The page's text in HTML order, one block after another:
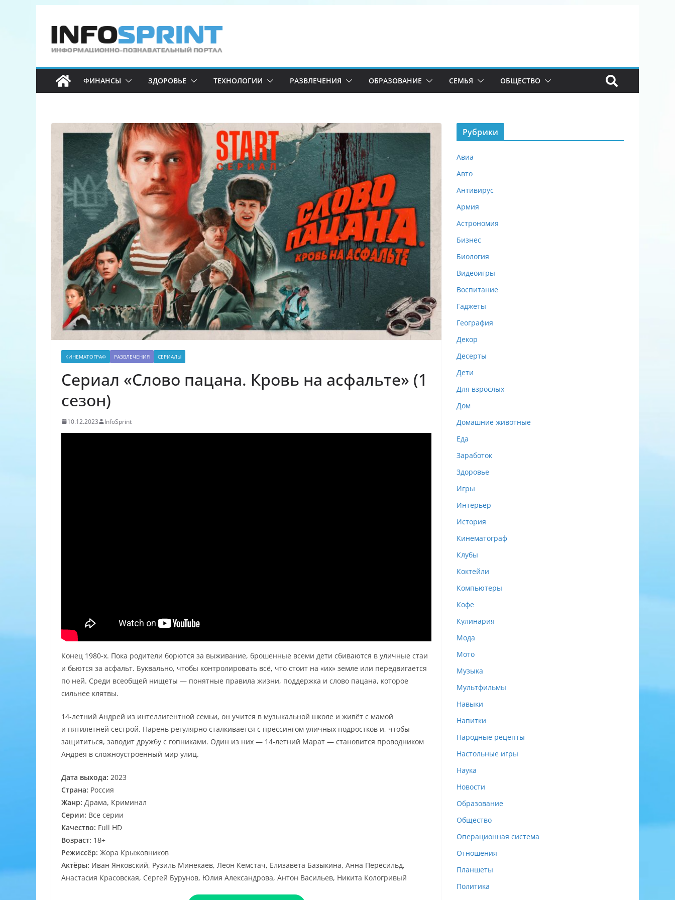
содержимому
ФИНАНСЫ ЗДОРОВЬЕ ТЕХНОЛОГИИ РАЗВЛЕЧЕНИЯ ОБРАЗОВАНИЕ СЕМЬЯ ОБЩЕСТВО
КИНЕМАТОГРАФ РАЗВЛЕЧЕНИЯ СЕРИАЛЫ
Сериал «Слово пацана. Кровь на асфальте» (1
сезон)
10.12.2023 InfoSprint
Конец 1980-х. Пока родители борются за выживание, брошенные всеми дети сбиваются в уличные стаи
и бьются за асфальт. Буквально, чтобы контролировать всё, что стоит на «их» земле или передвигается
по ней. Среди всеобщей нищеты — понятные правила жизни, поддержка и слово пацана, которое
сильнее клятвы.
14-летний Андрей из интеллигентной семьи, он учится в музыкальной школе и живёт с мамой
и пятилетней сестрой. Парень регулярно сталкивается с прессингом уличных подростков и, чтобы
защититься, заводит дружбу с гопниками. Один из них — 14-летний Марат — становится проводником
Андрея в сложноустроенный мир улиц.
Дата выхода: 2023
Страна: Россия
Жанр: Драма, Криминал
Серии: Все серии
Качество: Full HD
Возраст: 18+
Режиссёр: Жора Крыжовников
Актёры: Иван Янковский, Рузиль Минекаев, Леон Кемстач, Елизавета Базыкина, Анна Пересильд,
Анастасия Красовская, Сергей Бурунов, Юлия Александрова, Антон Васильев, Никита Кологривый
Рубрики
Авиа
Авто
Антивирус
Армия
Астрономия
Бизнес
Биология
Видеоигры
Воспитание
Гаджеты
География
Декор
Десерты
Дети
Для взрослых
Дом
Домашние животные
Еда
Заработок
Здоровье
Игры
Интерьер
История
Кинематограф
Клубы
Коктейли
Компьютеры
Кофе
Кулинария
Мода
Мото
Музыка
Мультфильмы
Навыки
Напитки
Народные рецепты
Настольные игры
Наука
Новости
Образование
Общество
Операционная система
Отношения
Планшеты
Политика